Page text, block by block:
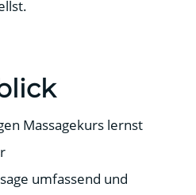
Massagekurs lernst
umfassend und